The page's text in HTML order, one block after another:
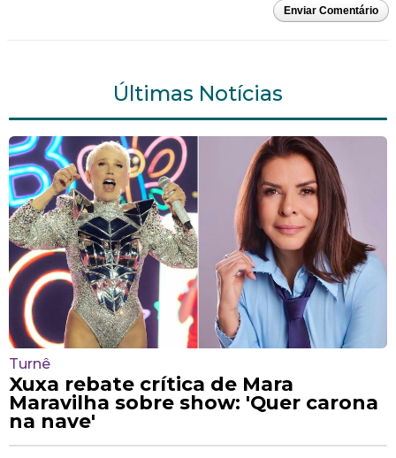
Enviar Comentário
Últimas Notícias
Turnê
Xuxa rebate crítica de Mara
Maravilha sobre show: 'Quer carona
na nave'